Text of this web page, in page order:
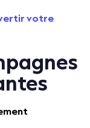
votre